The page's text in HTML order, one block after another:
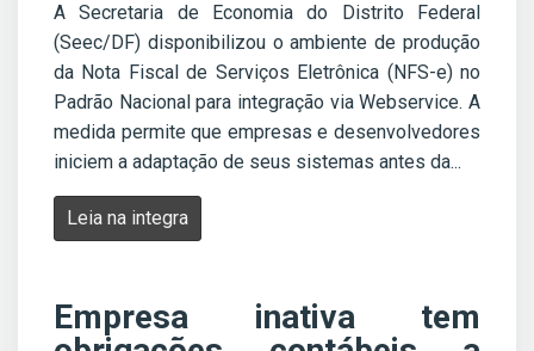
A Secretaria de Economia do Distrito Federal
(Seec/DF) disponibilizou o ambiente de produção
da Nota Fiscal de Serviços Eletrônica (NFS-e) no
Padrão Nacional para integração via Webservice. A
medida permite que empresas e desenvolvedores
iniciem a adaptação de seus sistemas antes da...
Leia na integra
Empresa inativa tem